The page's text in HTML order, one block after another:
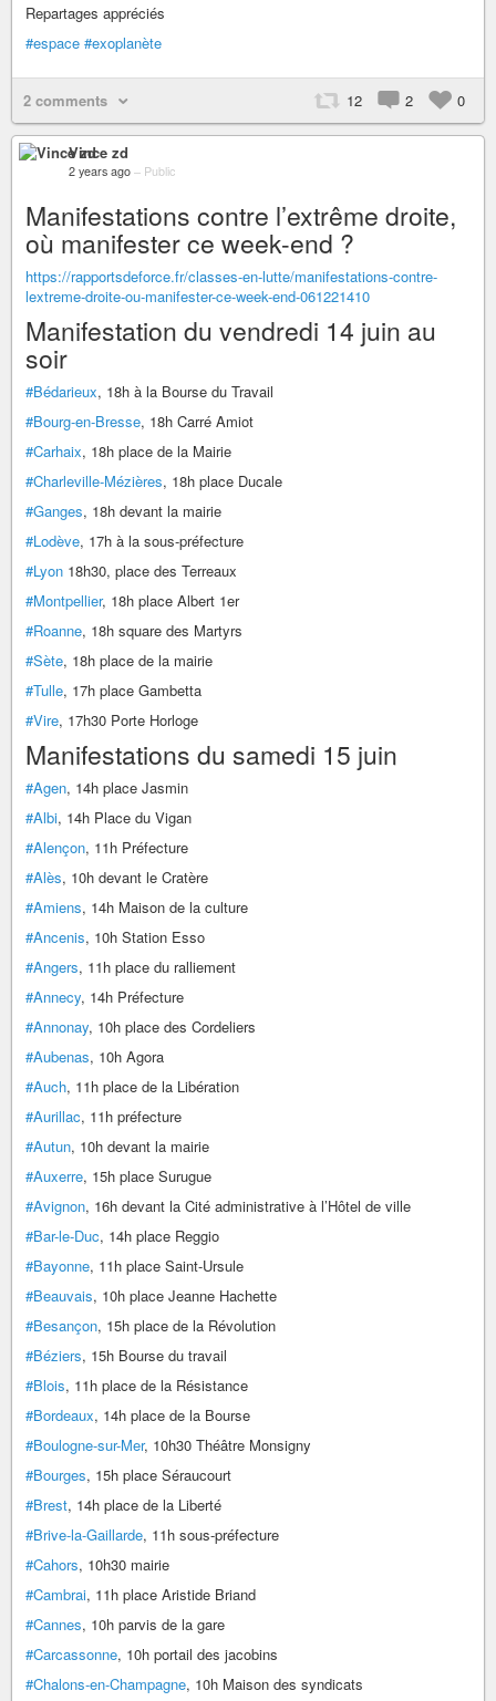
Repartages appréciés
#espace #exoplanète
2 comments 12 2 0
Vince zd
2 years ago – Public
Manifestations contre l’extrême droite,
où manifester ce week-end ?
https://rapportsdeforce.fr/classes-en-lutte/manifestations-contre-
lextreme-droite-ou-manifester-ce-week-end-061221410
Manifestation du vendredi 14 juin au
soir
#Bédarieux, 18h à la Bourse du Travail
#Bourg-en-Bresse, 18h Carré Amiot
#Carhaix, 18h place de la Mairie
#Charleville-Mézières, 18h place Ducale
#Ganges, 18h devant la mairie
#Lodève, 17h à la sous-préfecture
#Lyon 18h30, place des Terreaux
#Montpellier, 18h place Albert 1er
#Roanne, 18h square des Martyrs
#Sète, 18h place de la mairie
#Tulle, 17h place Gambetta
#Vire, 17h30 Porte Horloge
Manifestations du samedi 15 juin
#Agen, 14h place Jasmin
#Albi, 14h Place du Vigan
#Alençon, 11h Préfecture
#Alès, 10h devant le Cratère
#Amiens, 14h Maison de la culture
#Ancenis, 10h Station Esso
#Angers, 11h place du ralliement
#Annecy, 14h Préfecture
#Annonay, 10h place des Cordeliers
#Aubenas, 10h Agora
#Auch, 11h place de la Libération
#Aurillac, 11h préfecture
#Autun, 10h devant la mairie
#Auxerre, 15h place Surugue
#Avignon, 16h devant la Cité administrative à l’Hôtel de ville
#Bar-le-Duc, 14h place Reggio
#Bayonne, 11h place Saint-Ursule
#Beauvais, 10h place Jeanne Hachette
#Besançon, 15h place de la Révolution
#Béziers, 15h Bourse du travail
#Blois, 11h place de la Résistance
#Bordeaux, 14h place de la Bourse
#Boulogne-sur-Mer, 10h30 Théâtre Monsigny
#Bourges, 15h place Séraucourt
#Brest, 14h place de la Liberté
#Brive-la-Gaillarde, 11h sous-préfecture
#Cahors, 10h30 mairie
#Cambrai, 11h place Aristide Briand
#Cannes, 10h parvis de la gare
#Carcassonne, 10h portail des jacobins
#Chalons-en-Champagne, 10h Maison des syndicats